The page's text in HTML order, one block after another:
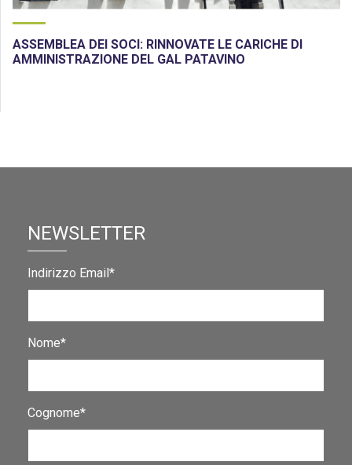
ASSEMBLEA DEI SOCI: RINNOVATE LE CARICHE DI
AMMINISTRAZIONE DEL GAL PATAVINO
NEWSLETTER
Indirizzo Email*
Nome*
Cognome*